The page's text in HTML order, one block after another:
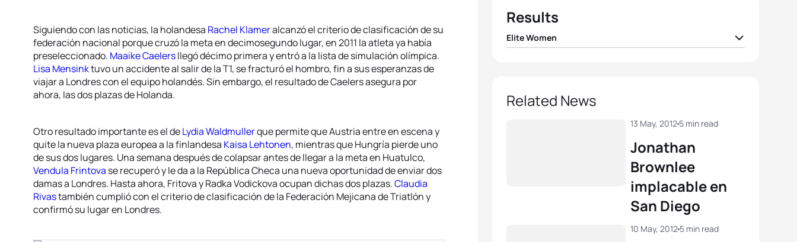
Siguiendo con las noticias, la holandesa Rachel Klameralcanzó el criterio de clasificación de su
federación nacional porque cruzó la meta en decimosegundo lugar, en 2011 la atleta ya había
preseleccionado. Maaike Caelersllegó décimo primera y entró a la lista de simulación olímpica.
Lisa Mensinktuvo un accidente al salir de la T1, se fracturó el hombro, fin a sus esperanzas de
viajar a Londres con el equipo holandés. Sin embargo, el resultado de Caelers asegura por
ahora, las dos plazas de Holanda.
Otro resultado importante es el deLydia Waldmullerque permite que Austria entre en escena y
quite la nueva plaza europea a la finlandesa Kaisa Lehtonen, mientras que Hungría pierde uno
de sus dos lugares. Una semana después de colapsar antes de llegar a la meta en Huatulco,
Vendula Frintova se recuperó y le da a la República Checa una nueva oportunidad de enviar dos
damas a Londres. Hasta ahora, Fritova y Radka Vodickova ocupan dichas dos plazas.Claudia
Rivastambién cumplió con el criterio de clasificación de la Federación Mejicana de Triatlón y
confirmó su lugar en Londres.
Results
Elite Women
2Erin Densham
USA 02:00:11
FRA 02:00:14
GBR 02:00:28
Related News
Jonathan
Brownlee
implacable en
San Diego
13 May, 2012 5 min read
10 May, 2012 5 min read